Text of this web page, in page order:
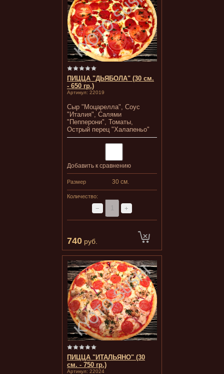
ПИЦЦА "ДЬЯБОЛА" (30 см.
- 650 гр.)
Артикул: 22019
Сыр "Моцарелла", Соус
"Италия", Салями
"Пепперони", Томаты,
Острый перец "Халапеньо"
Добавить к сравнению
Размер 30 см.
Количество:
− +
740 руб.
ПИЦЦА "ИТАЛЬЯНО" (30
см. - 750 гр.)
Артикул: 22024